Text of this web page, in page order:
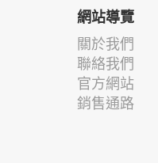
網站導覽
關於我們
聯絡我們
官方網站
銷售通路